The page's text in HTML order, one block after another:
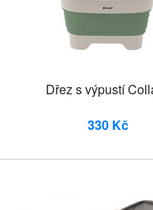
Dřez s výpustí
330 Kč